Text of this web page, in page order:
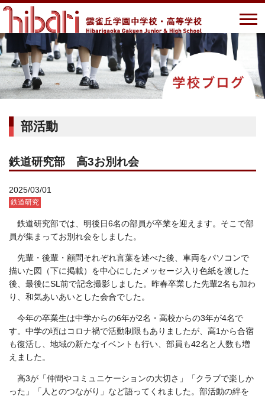
部活動
鉄道研究部 高3お別れ会
2025/03/01
鉄道研究
鉄道研究部では、明後日6名の部員が卒業を迎えます。そこで部
員が集まってお別れ会をしました。
先輩・後輩・顧問それぞれ言葉を述べた後、車両をパソコンで
描いた図（下に掲載）を中心にしたメッセージ入り色紙を渡した
後、最後にSL前で記念撮影しました。昨春卒業した先輩2名も加わ
り、和気あいあいとした会合でした。
今年の卒業生は中学からの6年が2名・高校からの3年が4名で
す。中学の頃はコロナ禍で活動制限もありましたが、高1から合宿
も復活し、地域の新たなイベントも行い、部員も42名と人数も増
えました。
高3が「仲間やコミュニケーションの大切さ」「クラブで楽しか
った」「人とのつながり」など語ってくれました。部活動の絆を